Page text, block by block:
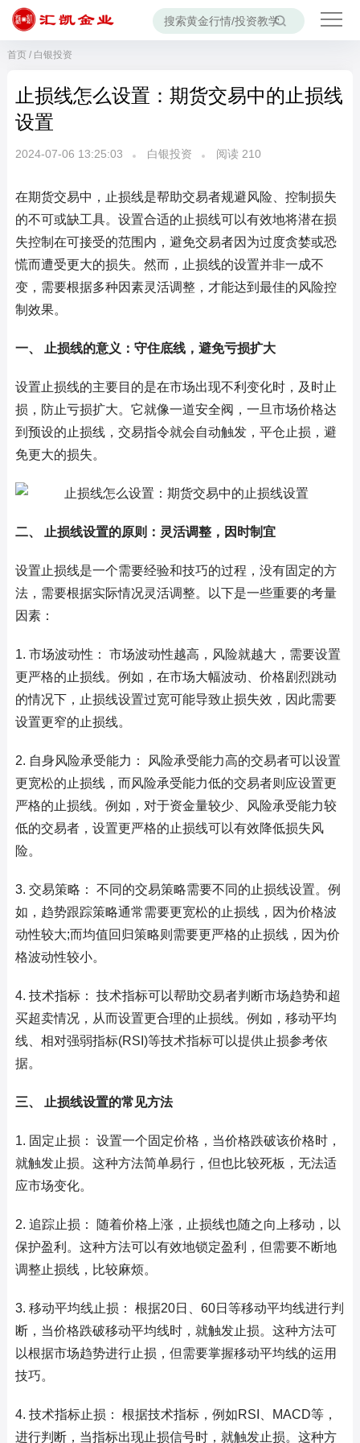
首页/ 白银投资
止损线怎么设置：期货交易中的止损线
设置
2024-07-06 13:25:03 白银投资 阅读 210
在期货交易中，止损线是帮助交易者规避风险、控制损失
的不可或缺工具。设置合适的止损线可以有效地将潜在损
失控制在可接受的范围内，避免交易者因为过度贪婪或恐
慌而遭受更大的损失。然而，止损线的设置并非一成不
变，需要根据多种因素灵活调整，才能达到最佳的风险控
制效果。
一、 止损线的意义：守住底线，避免亏损扩大
设置止损线的主要目的是在市场出现不利变化时，及时止
损，防止亏损扩大。它就像一道安全阀，一旦市场价格达
到预设的止损线，交易指令就会自动触发，平仓止损，避
免更大的损失。
二、 止损线设置的原则：灵活调整，因时制宜
设置止损线是一个需要经验和技巧的过程，没有固定的方
法，需要根据实际情况灵活调整。以下是一些重要的考量
因素：
1. 市场波动性： 市场波动性越高，风险就越大，需要设置
更严格的止损线。例如，在市场大幅波动、价格剧烈跳动
的情况下，止损线设置过宽可能导致止损失效，因此需要
设置更窄的止损线。
2. 自身风险承受能力： 风险承受能力高的交易者可以设置
更宽松的止损线，而风险承受能力低的交易者则应设置更
严格的止损线。例如，对于资金量较少、风险承受能力较
低的交易者，设置更严格的止损线可以有效降低损失风
险。
3. 交易策略： 不同的交易策略需要不同的止损线设置。例
如，趋势跟踪策略通常需要更宽松的止损线，因为价格波
动性较大;而均值回归策略则需要更严格的止损线，因为价
格波动性较小。
4. 技术指标： 技术指标可以帮助交易者判断市场趋势和超
买超卖情况，从而设置更合理的止损线。例如，移动平均
线、相对强弱指标(RSI)等技术指标可以提供止损参考依
据。
三、 止损线设置的常见方法
1. 固定止损： 设置一个固定价格，当价格跌破该价格时，
就触发止损。这种方法简单易行，但也比较死板，无法适
应市场变化。
2. 追踪止损： 随着价格上涨，止损线也随之向上移动，以
保护盈利。这种方法可以有效地锁定盈利，但需要不断地
调整止损线，比较麻烦。
3. 移动平均线止损： 根据20日、60日等移动平均线进行判
断，当价格跌破移动平均线时，就触发止损。这种方法可
以根据市场趋势进行止损，但需要掌握移动平均线的运用
技巧。
4. 技术指标止损： 根据技术指标，例如RSI、MACD等，
进行判断，当指标出现止损信号时，就触发止损。这种方